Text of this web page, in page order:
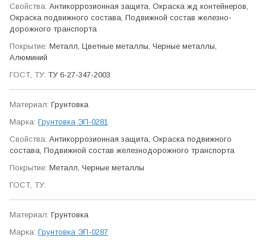
Антикор­розионная защита, Окраска жд контейнеров,
Окраска подвижного состава, Подвижной состав железно­
дорожного транспорта
Металл, Цветные металлы, Черные металлы,
Алюминий
ТУ 6-27-347-2003
Грунтовка
Грунтовка ЭП-0281
Антикор­розионная защита, Окраска подвижного
состава, Подвижной состав железно­дорожного транспорта
Металл, Черные металлы
Грунтовка
Грунтовка ЭП-0287